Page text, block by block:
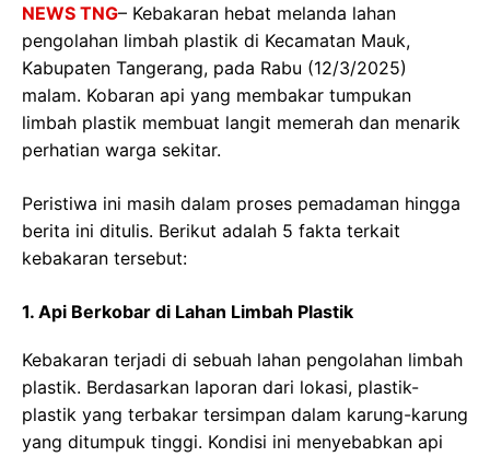
NEWS TNG– Kebakaran hebat melanda lahan
pengolahan limbah plastik di Kecamatan Mauk,
Kabupaten Tangerang, pada Rabu (12/3/2025)
malam. Kobaran api yang membakar tumpukan
limbah plastik membuat langit memerah dan menarik
perhatian warga sekitar.
Peristiwa ini masih dalam proses pemadaman hingga
berita ini ditulis. Berikut adalah 5 fakta terkait
kebakaran tersebut:
1. Api Berkobar di Lahan Limbah Plastik
Kebakaran terjadi di sebuah lahan pengolahan limbah
plastik. Berdasarkan laporan dari lokasi, plastik-
plastik yang terbakar tersimpan dalam karung-karung
yang ditumpuk tinggi. Kondisi ini menyebabkan api